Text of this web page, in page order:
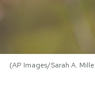
I MIEI PREFERITI
(AP Images/Sarah A.